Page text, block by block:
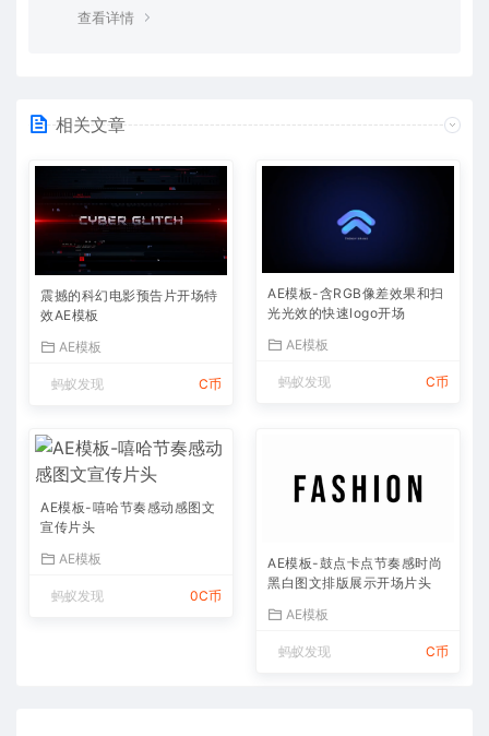
查看详情
相关文章
震撼的科幻电影预告片开场特
效AE模板
AE模板
蚂蚁发现 C币
AE模板-含RGB像差效果和扫
光光效的快速logo开场
AE模板
蚂蚁发现 C币
AE模板-嘻哈节奏感动感图文
宣传片头
AE模板
蚂蚁发现 0C币
AE模板-鼓点卡点节奏感时尚
黑白图文排版展示开场片头
AE模板
蚂蚁发现 C币